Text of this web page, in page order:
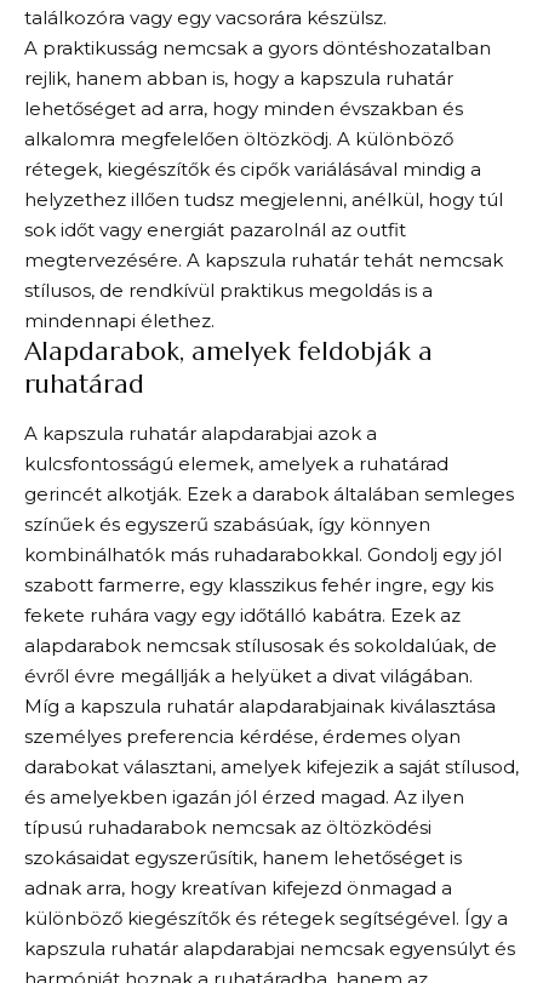
találkozóra vagy egy vacsorára készülsz.
A praktikusság nemcsak a gyors döntéshozatalban
rejlik, hanem abban is, hogy a kapszula ruhatár
lehetőséget ad arra, hogy minden évszakban és
alkalomra megfelelően öltözködj. A különböző
rétegek, kiegészítők és cipők variálásával mindig a
helyzethez illően tudsz megjelenni, anélkül, hogy túl
sok időt vagy energiát pazarolnál az outfit
megtervezésére. A kapszula ruhatár tehát nemcsak
stílusos, de rendkívül praktikus megoldás is a
mindennapi élethez.
Alapdarabok, amelyek feldobják a
ruhatárad
A kapszula ruhatár alapdarabjai azok a
kulcsfontosságú elemek, amelyek a ruhatárad
gerincét alkotják. Ezek a darabok általában semleges
színűek és egyszerű szabásúak, így könnyen
kombinálhatók más ruhadarabokkal. Gondolj egy jól
szabott farmerre, egy klasszikus fehér ingre, egy kis
fekete ruhára vagy egy időtálló kabátra. Ezek az
alapdarabok nemcsak stílusosak és sokoldalúak, de
évről évre megállják a helyüket a divat világában.
Míg a kapszula ruhatár alapdarabjainak kiválasztása
személyes preferencia kérdése, érdemes olyan
darabokat választani, amelyek kifejezik a saját stílusod,
és amelyekben igazán jól érzed magad. Az ilyen
típusú ruhadarabok nemcsak az öltözködési
szokásaidat egyszerűsítik, hanem lehetőséget is
adnak arra, hogy kreatívan kifejezd önmagad a
különböző kiegészítők és rétegek segítségével. Így a
kapszula ruhatár alapdarabjai nemcsak egyensúlyt és
harmóniát hoznak a ruhatáradba, hanem az